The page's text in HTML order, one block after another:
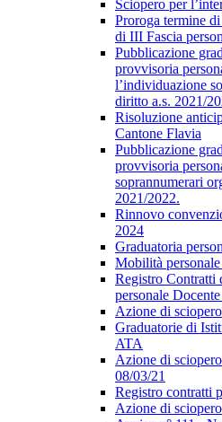
Sciopero per
Proroga termine
di III Fascia
Pubblicazione
provvisoria
l’individuazione
diritto a.s. 2021/
Risoluzione
Cantone Flavia
Pubblicazione
provvisoria
soprannumerari
2021/2022.
Rinnovo
2024
Graduatoria
Mobilità
Registro Contratti
personale
Azione di sciopero
Graduatorie di
ATA
Azione di
08/03/21
Registro contratti
Azione di sciopero